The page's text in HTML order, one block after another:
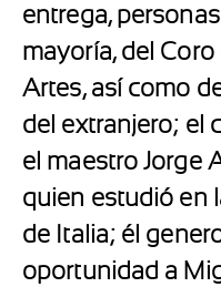
entrega,
mayoría, del
Artes, así como
del extranjero; el
el maestro Jorge
quien estudió en
de Italia; él
oportunidad a